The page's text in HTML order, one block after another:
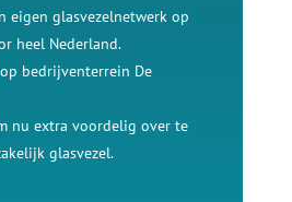
eigen glasvezelnetwerk op
heel Nederland.
bedrijventerrein De
nu extra voordelig over te
glasvezel.